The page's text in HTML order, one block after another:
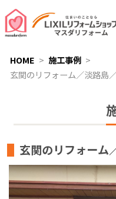
HOME
施工事例
玄関のリフォーム／淡路島
玄関のリフォーム